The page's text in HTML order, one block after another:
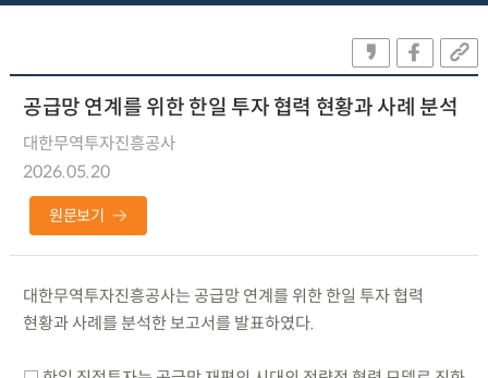
공급망 연계를 위한 한일 투자 협력 현황과 사례 분석
대한무역투자진흥공사
2026.05.20
원문보기
대한무역투자진흥공사는 공급망 연계를 위한 한일 투자 협력
현황과 사례를 분석한 보고서를 발표하였다.